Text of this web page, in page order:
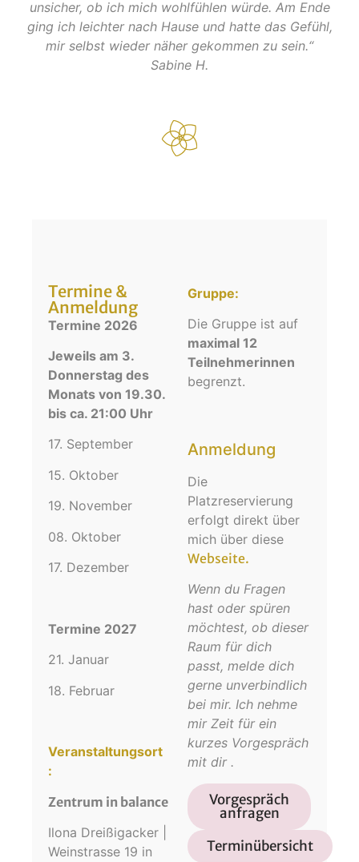
unsicher, ob ich mich wohlfühlen würde. Am Ende
ging ich leichter nach Hause und hatte das Gefühl,
mir selbst wieder näher gekommen zu sein.“
Sabine H.
Termine &
Anmeldung
Termine 2026
Jeweils am 3.
Donnerstag des
Monats von 19.30.
bis ca. 21:00 Uhr
17. September
15. Oktober
19. November
08. Oktober
17. Dezember
Termine 2027
21. Januar
18. Februar
Veranstaltungsort
:
Zentrum in balance
Ilona Dreißigacker |
Weinstrasse 19 in
Gruppe:
Die Gruppe ist auf
maximal 12
Teilnehmerinnen
begrenzt.
Anmeldung
Die
Platzreservierung
erfolgt direkt über
mich über diese
Webseite.
Wenn du Fragen
hast oder spüren
möchtest, ob dieser
Raum für dich
passt, melde dich
gerne unverbindlich
bei mir. Ich nehme
mir Zeit für ein
kurzes Vorgespräch
mit dir.
Vorgespräch
anfragen
Terminübersicht